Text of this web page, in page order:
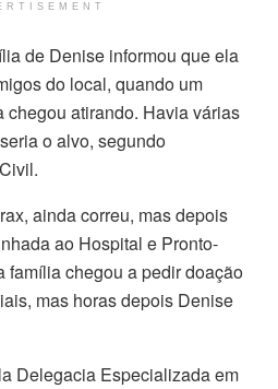
de Denise informou que ela
do local, quando um
chegou atirando. Havia várias
o alvo, segundo
ainda correu, mas depois
ao Hospital e Pronto-
família chegou a pedir doação
mas horas depois Denise
Delegacia Especializada em